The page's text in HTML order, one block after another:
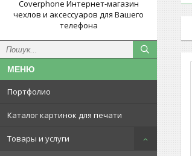
Coverphone Интернет-магазин
чехлов и аксессуаров для Вашего
телефона
Портфолио
Каталог картинок для печати
Товары и услуги